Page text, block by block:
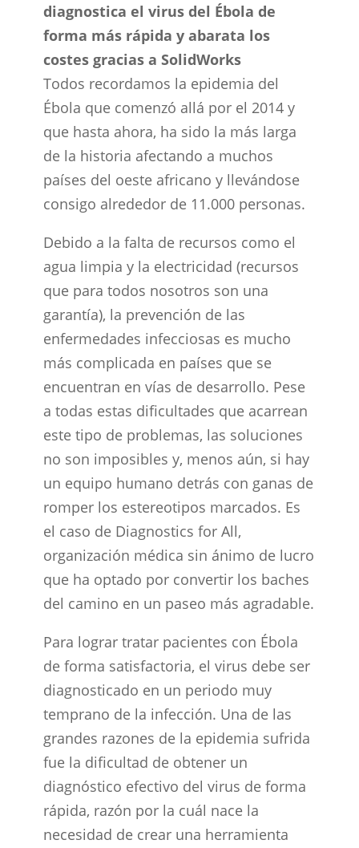
diagnostica el virus del Ébola de
forma más rápida y abarata los
costes gracias a SolidWorks
Todos recordamos la epidemia del
Ébola que comenzó allá por el 2014 y
que hasta ahora, ha sido la más larga
de la historia afectando a muchos
países del oeste africano y llevándose
consigo alrededor de 11.000 personas.
Debido a la falta de recursos como el
agua limpia y la electricidad (recursos
que para todos nosotros son una
garantía), la prevención de las
enfermedades infecciosas es mucho
más complicada en países que se
encuentran en vías de desarrollo. Pese
a todas estas dificultades que acarrean
este tipo de problemas, las soluciones
no son imposibles y, menos aún, si hay
un equipo humano detrás con ganas de
romper los estereotipos marcados. Es
el caso de Diagnostics for All,
organización médica sin ánimo de lucro
que ha optado por convertir los baches
del camino en un paseo más agradable.
Para lograr tratar pacientes con Ébola
de forma satisfactoria, el virus debe ser
diagnosticado en un periodo muy
temprano de la infección. Una de las
grandes razones de la epidemia sufrida
fue la dificultad de obtener un
diagnóstico efectivo del virus de forma
rápida, razón por la cuál nace la
necesidad de crear una herramienta